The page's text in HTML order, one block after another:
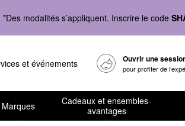
modalités s’appliquent. Inscrire le code
et événements Ouvrir une
pour profiter de
Marques
Cadeaux et ensembles-
avantages